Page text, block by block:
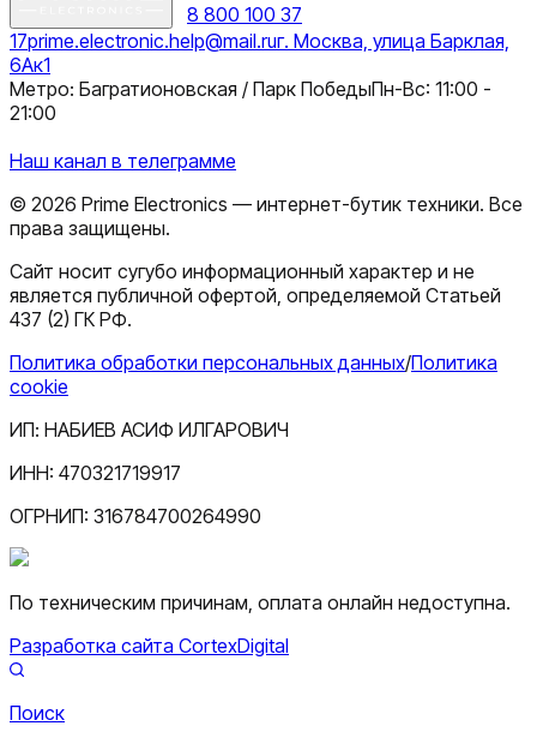
8 800 100 37
17prime.electronic.help@mail.ruг. Москва, улица Барклая,
6Ак1
Метро: Багратионовская / Парк ПобедыПн-Вс: 11:00 -
21:00
Наш канал в телеграмме
© 2026 Prime Electronics — интернет-бутик техники. Все
права защищены.
Сайт носит сугубо информационный характер и не
является публичной офертой, определяемой Статьей
437 (2) ГК РФ.
Политика обработки персональных данных/Политика
cookie
ИП: НАБИЕВ АСИФ ИЛГАРОВИЧ
ИНН: 470321719917
ОГРНИП: 316784700264990
По техническим причинам, оплата онлайн недоступна.
Разработка сайта CortexDigital
Поиск